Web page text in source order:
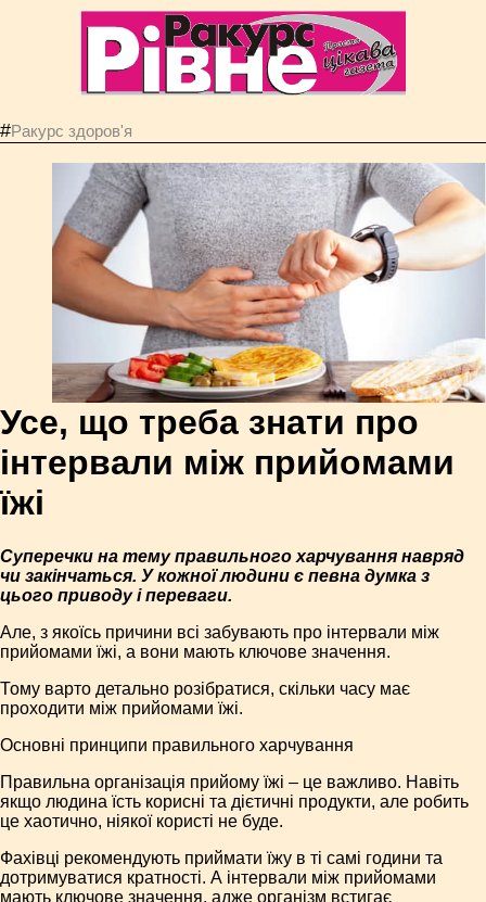
#Ракурс здоров'я
Усе, що треба знати про
інтервали між прийомами
їжі
Суперечки на тему правильного харчування навряд
чи закінчаться. У кожної людини є певна думка з
цього приводу і переваги.
Але, з якоїсь причини всі забувають про інтервали між
прийомами їжі, а вони мають ключове значення.
Тому варто детально розібратися, скільки часу має
проходити між прийомами їжі.
Основні принципи правильного харчування
Правильна організація прийому їжі – це важливо. Навіть
якщо людина їсть корисні та дієтичні продукти, але робить
це хаотично, ніякої користі не буде.
Фахівці рекомендують приймати їжу в ті самі години та
дотримуватися кратності. А інтервали між прийомами
мають ключове значення, адже організм встигає